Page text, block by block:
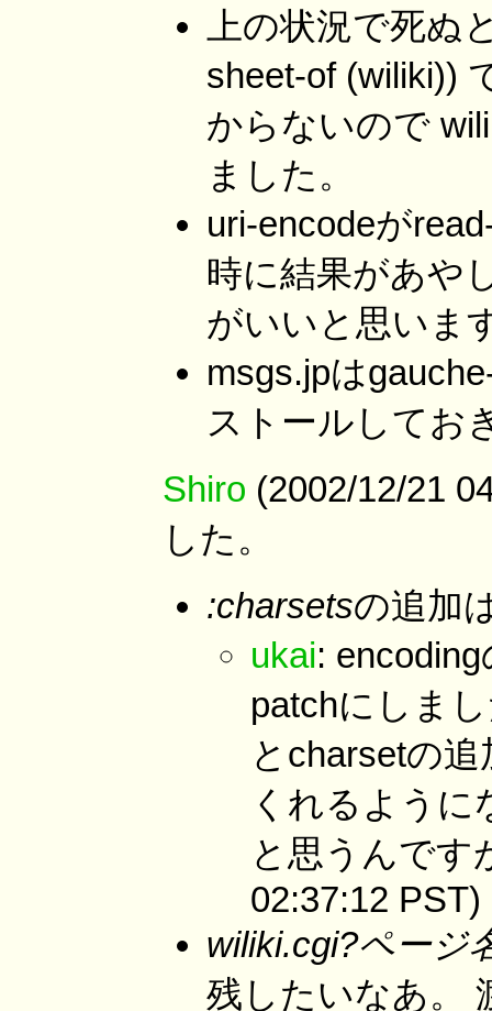
上の状況で死ぬ
sheet-of (wiliki))
からないので
ました。
uri-encodeが
時に結果があや
がいいと思いま
msgs.jpは
ストールしてお
Shiro (2002/12/21
した。
:charsetsの追加
ukai:
patchにしま
とcharsetの
くれるよう
と思うんです
02:37:12 PST)
wiliki.cgi?ページ
残したいなあ。